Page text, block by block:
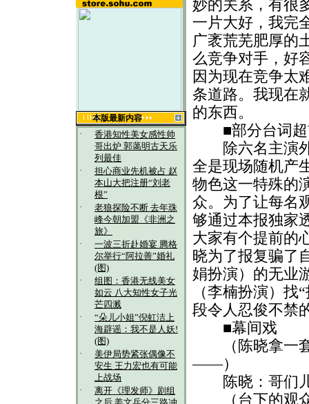
本版最新内容
·
香港知性美女感性帅
哥出炉 郭蔼明古天乐
列最佳
·
担心商业先机被占 赵
本山大把注册“刘老
根”
·
老狼探险不断 去年珠
峰今朝加盟《非洲之
旅》
·
一波三折赴婚宴 腾格
尔举行“阿拉善”婚礼
(图)
·
组图：香港无线美女
如云 八大知性女子光
芒四溅
·
“朵儿小姐”倪虹洁上
海辟谣：我不是人妖!
(图)
·
美伊局势紧张偶像不
安生 王力宏也有可能
上战场
·
离开《理发师》剧组
妙的关系，有很
一片大好，我完
广袤荒芜肥厚的
么竞争对手，好
因为现在竞争太
条道路。我现在
的东西。
■部分台词超
除六名主演外
全是现场随机产
物色这一特殊的
众。为了让每名
够通过本报独家
大家有个提前的
晓为了报复骗了
娟扮演）的无业
（李楠扮演）
段令人忍俊不
■幕间戏
（陈晓拿一套
——）
陈晓：哥们儿
（台下的观众